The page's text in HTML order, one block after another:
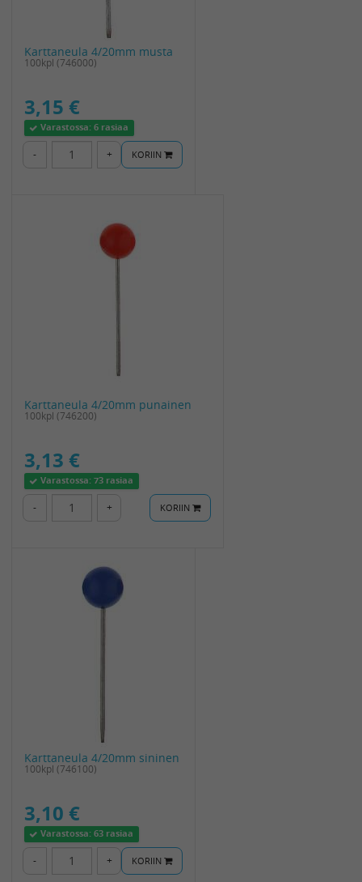
Karttaneula 4/20mm musta
100kpl (746000)
3,15 €
Varastossa:6 rasiaa
- + KORIIN
Karttaneula 4/20mm punainen
100kpl (746200)
3,13 €
Varastossa:73 rasiaa
- + KORIIN
Karttaneula 4/20mm sininen
100kpl (746100)
3,10 €
Varastossa:63 rasiaa
- + KORIIN